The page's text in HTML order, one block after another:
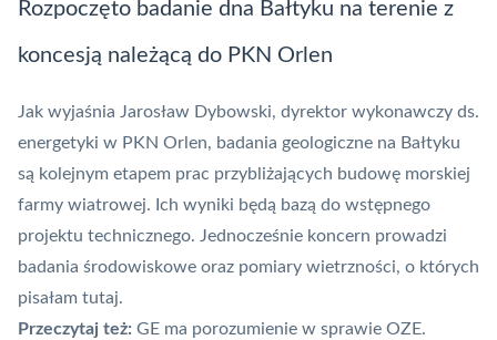
Rozpoczęto badanie dna Bałtyku na terenie z
koncesją należącą do PKN Orlen
Jak wyjaśnia Jarosław Dybowski, dyrektor wykonawczy ds.
energetyki w PKN Orlen, badania geologiczne na Bałtyku
są kolejnym etapem prac przybliżających budowę morskiej
farmy wiatrowej. Ich wyniki będą bazą do wstępnego
projektu technicznego. Jednocześnie koncern prowadzi
badania środowiskowe oraz pomiary wietrzności, o których
pisałam tutaj.
Przeczytaj też: GE ma porozumienie w sprawie OZE.